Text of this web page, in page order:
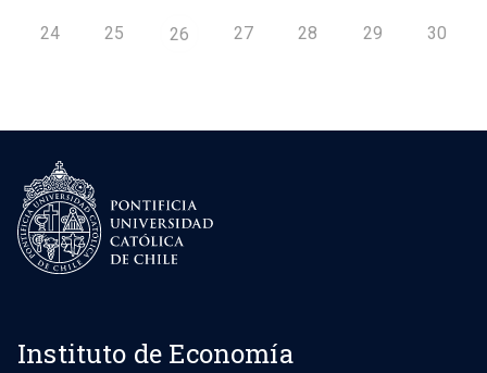
24 25 26 27 28 29 30
Instituto de Economía